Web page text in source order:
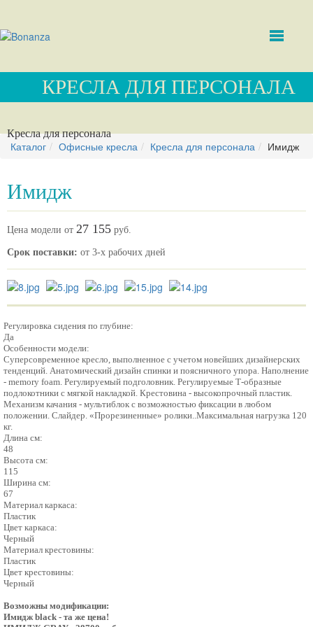
КРЕСЛА ДЛЯ ПЕРСОНАЛА
Кресла для персонала
Каталог Офисные кресла Кресла для персонала Имидж
Имидж
Цена модели от 27 155 руб.
Срок поставки: от 3-х рабочих дней
Регулировка сидения по глубине:
Да
Особенности модели:
Суперсовременное кресло, выполненное с учетом новейших дизайнерских
тенденций. Анатомический дизайн спинки и поясничного упора. Наполнение
- memory foam. Регулируемый подголовник. Регулируемые Т-образные
подлокотники с мягкой накладкой. Крестовина - высокопрочный пластик.
Механизм качания - мультиблок с возможностью фиксации в любом
положении. Слайдер. «Прорезиненные» ролики..Максимальная нагрузка 120
кг.
Длина см:
48
Высота см:
115
Ширина см:
67
Материал каркаса:
Пластик
Цвет каркаса:
Черный
Материал крестовины:
Пластик
Цвет крестовины:
Черный
Возможны модификации:
Имидж black - та же цена!